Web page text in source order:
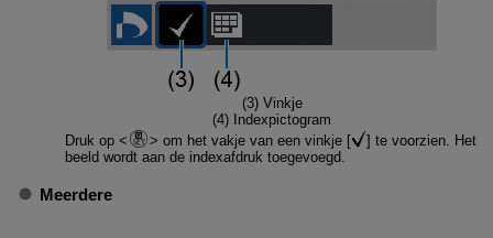
(3) Vinkje
(4) Indexpictogram
Druk op
om het vakje van een vinkje [
] te voorzien. Het
beeld wordt aan de indexafdruk toegevoegd.
Meerdere